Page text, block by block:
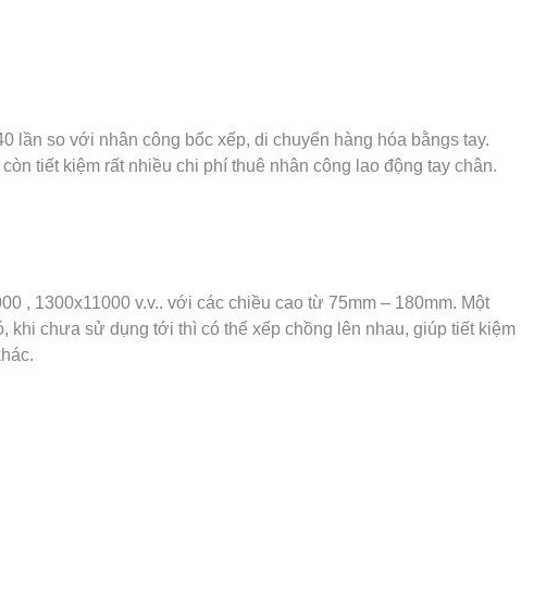
lần so với nhân công bốc xếp, di chuyển hàng hóa bằngs tay.
tiết kiệm rất nhiều chi phí thuê nhân công lao động tay chân.
, 1300x11000 v.v.. với các chiều cao từ 75mm – 180mm. Một
khi chưa sử dụng tới thì có thể xếp chồng lên nhau, giúp tiết kiệm